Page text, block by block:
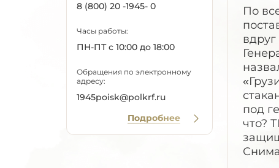
8 (800) 20 -1945- 0
Часы работы:
ПН-ПТ с 10:00 до 18:00
Обращения по электронному
адресу:
1945poisk@polkrf.ru
Подробнее
По
под
что?